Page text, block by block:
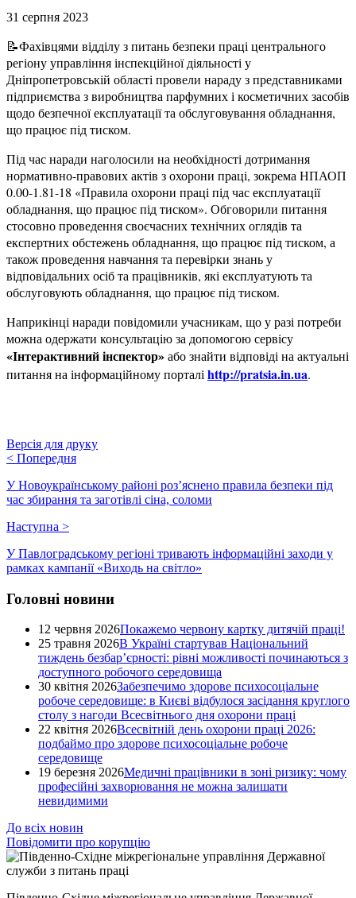
31 серпня 2023
📝Фахівцями відділу з питань безпеки праці центрального
регіону управління інспекційної діяльності у
Дніпропетровській області провели нараду з представниками
підприємства з виробництва парфумних і косметичних засобів
щодо безпечної експлуатації та обслуговування обладнання,
що працює під тиском.
Під час наради наголосили на необхідності дотримання
нормативно-правових актів з охорони праці, зокрема НПАОП
0.00-1.81-18 «Правила охорони праці під час експлуатації
обладнання, що працює під тиском». Обговорили питання
стосовно проведення своєчасних технічних оглядів та
експертних обстежень обладнання, що працює під тиском, а
також проведення навчання та перевірки знань у
відповідальних осіб та працівників, які експлуатують та
обслуговують обладнання, що працює під тиском.
Наприкінці наради повідомили учасникам, що у разі потреби
можна одержати консультацію за допомогою сервісу
«Інтерактивний інспектор»або знайти відповіді на актуальні
питання на інформаційному порталі http://pratsia.in.ua.
Версія для друку
< Попередня
У Новоукраїнському районі роз’яснено правила безпеки під
час збирання та заготівлі сіна, соломи
Наступна >
У Павлоградському регіоні тривають інформаційні заходи у
рамках кампанії «Виходь на світло»
Головні новини
12 червня 2026Покажемо червону картку дитячій праці!
25 травня 2026В Україні стартував Національний
тиждень безбар’єрності: рівні можливості починаються з
доступного робочого середовища
30 квітня 2026Забезпечимо здорове психосоціальне
робоче середовище: в Києві відбулося засідання круглого
столу з нагоди Всесвітнього дня охорони праці
22 квітня 2026Всесвітній день охорони праці 2026:
подбаймо про здорове психосоціальне робоче
середовище
19 березня 2026Медичні працівники в зоні ризику: чому
професійні захворювання не можна залишати
невидимими
До всіх новин
Повідомити про корупцію